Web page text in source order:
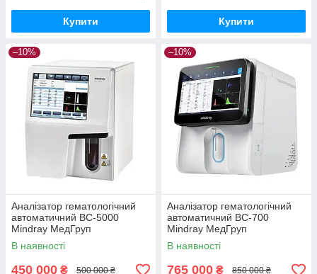
Купити Купити
–10%
Аналізатор гематологічний
автоматичний BC-5000
Mindray МедГруп
В наявності
450 000 ₴ 500 000 ₴
–10%
Аналізатор гематологічний
автоматичний ВС-700
Mindray МедГруп
В наявності
765 000 ₴ 850 000 ₴